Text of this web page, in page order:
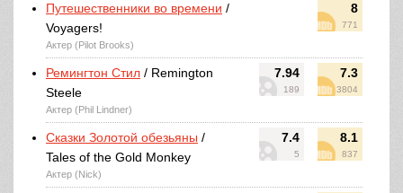
8
771
Путешественники во времени /
Voyagers!
Актер (Pilot Brooks)
7.94
189
7.3
3804
Ремингтон Стил / Remington
Steele
Актер (Phil Lindner)
7.4
5
8.1
837
Сказки Золотой обезьяны /
Tales of the Gold Monkey
Актер (Nick)